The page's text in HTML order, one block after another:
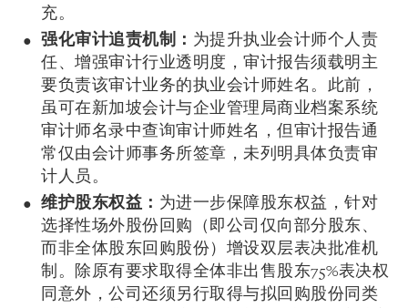
充。
强化审计追责机制： 为提升执业会计师个人责
任、增强审计行业透明度，审计报告须载明主
要负责该审计业务的执业会计师姓名。此前，
虽可在新加坡会计与企业管理局商业档案系统
审计师名录中查询审计师姓名，但审计报告通
常仅由会计师事务所签章，未列明具体负责审
计人员。
维护股东权益： 为进一步保障股东权益，针对
选择性场外股份回购（即公司仅向部分股东、
而非全体股东回购股份）增设双层表决批准机
制。除原有要求取得全体非出售股东75%表决权
同意外，公司还须另行取得与拟回购股份同类